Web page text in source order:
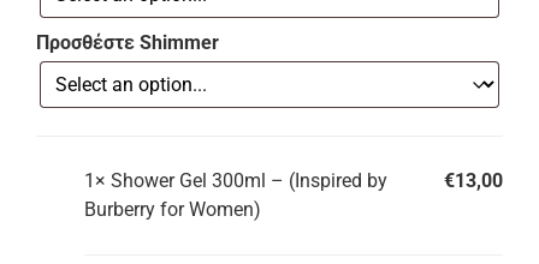
Προσθέστε Shimmer
1× Shower Gel 300ml – (Inspired by
Burberry for Women)
€13,00